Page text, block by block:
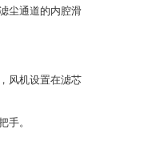
尘通道的内腔滑
风机设置在滤芯
手。